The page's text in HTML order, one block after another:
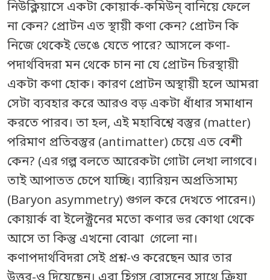
নিউক্লিয়াসে একটা কোয়ার্ক-কমিউন্ বানিয়ে ফেলে
না কেন? প্রোটন এত স্থায়ী কণা কেন? প্রোটন কি
নিজে থেকেই ভেঙে যেতে পারে? আসলে কণা-
পদার্থবিদরা মন থেকে চান না যে প্রোটন চিরস্থায়ী
একটা কণা হোক। কারণ প্রোটন অস্থায়ী হলে আমরা
সেটা ব্যবহার করে আরও বড় একটা ধাঁধার সমাধান
করতে পারব। তা হল, এই মহাবিশ্বে বস্তুর (matter)
পরিমাণ প্রতিবস্তুর (antimatter) চেয়ে এত বেশী
কেন? (এর গল্প বলতে আরেকটা গোটা লেখা লাগবে।
তাই আপাতত চেপে যাচ্ছি। ব্যারিয়ন অপ্রতিসাম্য
(Baryon asymmetry) গুগল করে দেখতে পারেন।)
কোয়ার্ক বা ইলেক্ট্রনের মতো কণার ভর কোথা থেকে
আসে তা কিন্তু এখনো বোঝা গেলো না।
কণাপদার্থবিদরা সেই প্রশ্ন-ও করেছেন আর তার